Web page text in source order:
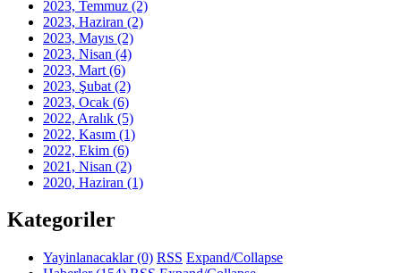
2023, Temmuz (2)
2023, Haziran (2)
2023, Mayıs (2)
2023, Nisan (4)
2023, Mart (6)
2023, Şubat (2)
2023, Ocak (6)
2022, Aralık (5)
2022, Kasım (1)
2022, Ekim (6)
2021, Nisan (2)
2020, Haziran (1)
Kategoriler
Yayinlanacaklar(0) RSS Expand/Collapse